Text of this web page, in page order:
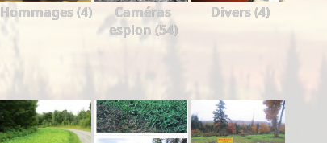
Hommages (4)
Caméras
espion (54)
Divers (4)